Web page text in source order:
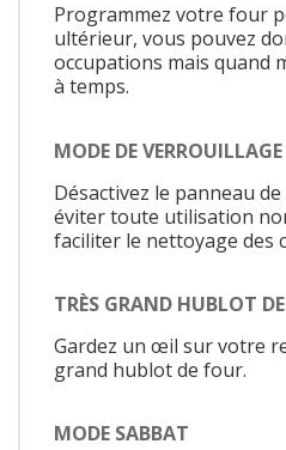
Programmez votre four
ultérieur, vous pouvez
occupations mais quand
à temps.
MODE DE
Désactivez le panneau
éviter toute utilisation
faciliter le nettoyage des
TRÈS GRAND HUBLOT
Gardez un œil sur votre
grand hublot de four.
MODE SABBAT